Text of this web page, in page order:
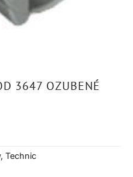
3647 OZUBENÉ
, Technic